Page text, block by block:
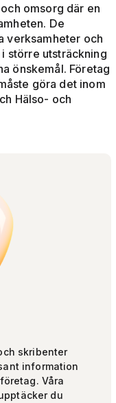
omsorg där en
De
verksamheter och
större utsträckning
önskemål. Företag
göra det inom
Hälso- och
skribenter
information
Våra
du